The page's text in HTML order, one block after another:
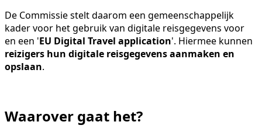
De Commissie stelt daarom een gemeenschappelijk
kader voor het gebruik van digitale reisgegevens voor
en een 'EU Digital Travel application'. Hiermee kunnen
reizigers hun digitale reisgegevens aanmaken en
opslaan.
Waarover gaat het?